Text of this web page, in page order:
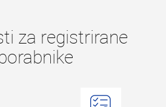
za registrirane